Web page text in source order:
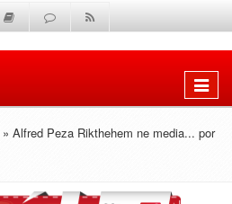
Shfaq
» Alfred Peza Rikthehem ne media... por